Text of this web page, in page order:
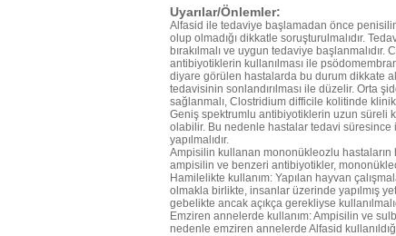
Uyarılar/Önlemler:
Alfasid ile tedaviye başlamadan önce
olup olmadığı dikkatle soruşturulmalıdır.
bırakılmalı ve uygun tedaviye başlanmalıdır.
antibiyotiklerin kullanılması ile
diyare görülen hastalarda bu durum dikkate
tedavisinin sonlandırılması ile düzelir. Orta
sağlanmalı, Clostridium difficile kolitinde
Geniş spektrumlu antibiyotiklerin uzun süreli
olabilir. Bu nedenle hastalar tedavi
yapılmalıdır.
Ampisilin kullanan mononükleozlu
ampisilin ve benzeri antibiyotikler,
Hamilelikte kullanım: Yapılan hayvan
olmakla birlikte, insanlar üzerinde yapılmış
gebelikte ancak açıkça gerekliyse
Emziren annelerde kullanım: Ampisilin ve
nedenle emziren annelerde Alfasid